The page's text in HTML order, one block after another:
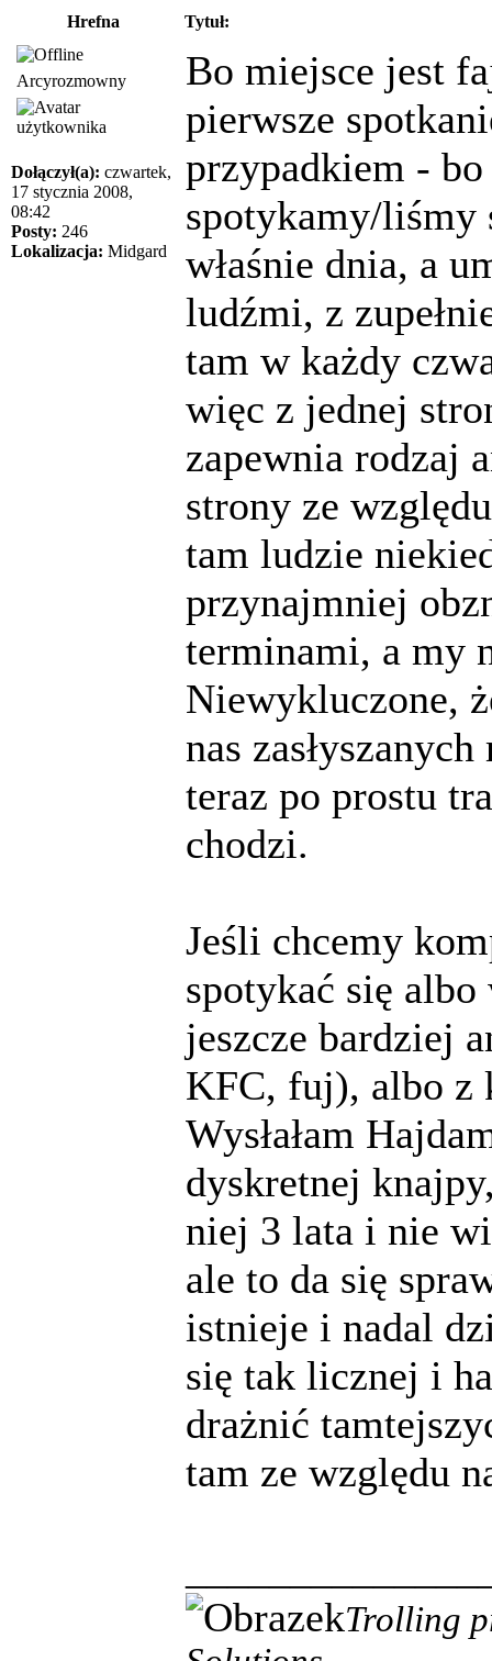
Hrefna
Tytuł:
Arcyrozmowny
Dołączył(a): czwartek,
17 stycznia 2008,
08:42
Posty: 246
Lokalizacja: Midgard
Bo miejsce jest
pierwsze
przypadkiem - bo
spotykamy/liśmy
właśnie dnia, a
ludźmi, z
tam w każdy
więc z jednej
zapewnia rodzaj
strony ze
tam ludzie
przynajmniej
terminami, a my
Niewykluczone,
nas
teraz po prostu
chodzi.
Jeśli chcemy
spotykać się
jeszcze bardziej
KFC, fuj), albo z
Wysłałam
dyskretnej
niej 3 lata i nie
ale to da się
istnieje i nadal
się tak licznej i
drażnić
tam ze względu
Trolling